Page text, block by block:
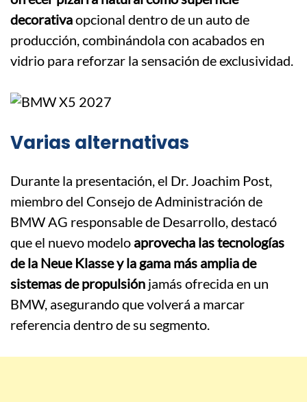
decorativaopcional dentro de un auto de
producción, combinándola con acabados en
vidrio para reforzar la sensación de exclusividad.
Varias alternativas
Durante la presentación, el Dr. Joachim Post,
miembro del Consejo de Administración de
BMW AG responsable de Desarrollo, destacó
que el nuevo modelo aprovecha las tecnologías
de la Neue Klasse y la gama más amplia de
sistemas de propulsión jamás ofrecida en un
BMW, asegurando que volverá a marcar
referencia dentro de su segmento.